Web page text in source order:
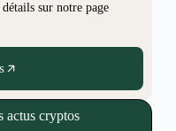
sur notre page
actus cryptos